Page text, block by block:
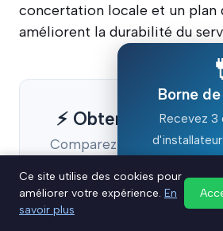
concertation locale et un plan
améliorent la durabilité du
⚡ Obtenez votre
Comparez les installateurs
Borne
Recevez 3
Devis
Ce site utilise des cookies pour
améliorer votre expérience. En
savoir plus